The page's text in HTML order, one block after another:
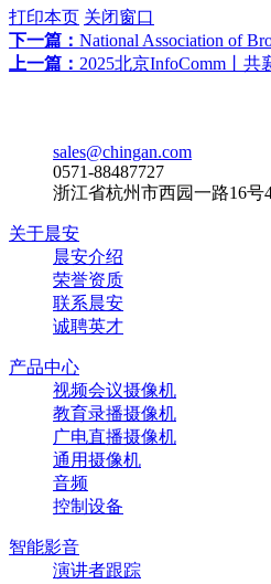
打印本页 关闭窗口
下一篇： National Association of
上一篇： 2025北京InfoComm丨共
sales@chingan.com
0571-88487727
浙江省杭州市西园一路16号
关于晨安
晨安介绍
荣誉资质
联系晨安
诚聘英才
产品中心
视频会议摄像机
教育录播摄像机
广电直播摄像机
通用摄像机
音频
控制设备
智能影音
演讲者跟踪